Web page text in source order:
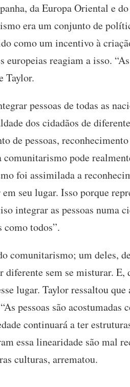
da Europa Oriental e
era um conjunto de
como um incentivo à
europeias reagiam a isso.
Taylor.
pessoas de todas as
dos cidadãos de
de pessoas,
pode
foi assimilada a
seu lugar. Isso porque
integrar as pessoas numa
como todos”.
comunitarismo; um deles,
diferente sem se misturar.
lugar. Taylor ressaltou
pessoas são
continuará a ter
essa linearidade são mal
culturas, arrematou.